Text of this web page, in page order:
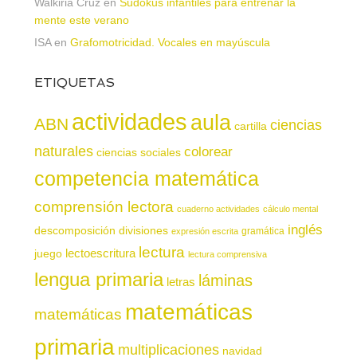
mente este verano
ISAen Grafomotricidad. Vocales en mayúscula
ETIQUETAS
ABN actividadesaula cartilla ciencias
naturales ciencias sociales colorear
competencia matemática
comprensión lectora cuaderno actividades cálculo mental
descomposición divisiones expresión escrita gramática inglés
juego lectoescritura lectura lectura comprensiva
lengua primaria letras láminas
matemáticas matemáticas
primaria multiplicaciones navidad